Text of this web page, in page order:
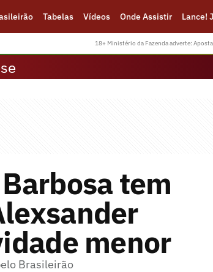
Tabelas Vídeos Onde Assistir Lance!
18+ Ministério da Fazenda adverte:
tem
menor
Brasileirão